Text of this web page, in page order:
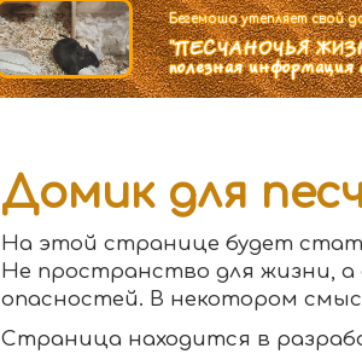
Бегемоша утепляет свой
"ПЕСЧАНОЧЬЯ ЖИЗНЬ"
полезная информация
Домик для
На этой странице будет
Не пространство для жизни,
опасностей. В некотором
Страница находится в